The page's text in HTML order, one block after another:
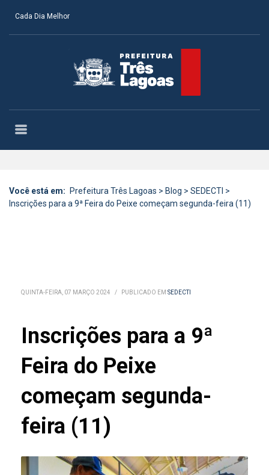
Cada Dia Melhor
Você está em: Prefeitura Três Lagoas > Blog > SEDECTI >
Inscrições para a 9ª Feira do Peixe começam segunda-feira (11)
QUINTA-FEIRA, 07 MARÇO 2024 / PUBLICADO EM SEDECTI
Inscrições para a 9ª
Feira do Peixe
começam segunda-
feira (11)